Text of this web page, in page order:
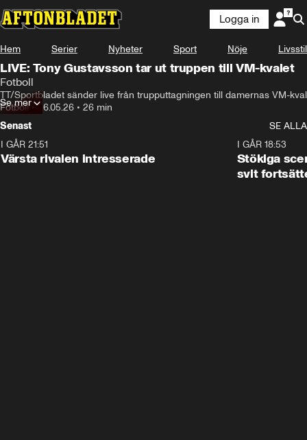
Logga in
Hem Serier Nyheter Sport Nöje Livsstil
LIVE: Tony Gustavsson tar ut truppen till VM-kvalet
Fotboll
TT/Sportbladet sänder live från trupputtagningen till damernas VM-kval
Fotboll•26.05.26 • 26 min
Se mer
Senast
SE ALLA
I GÅR 21:51
Värsta rivalen intresserade
I GÅR 18:53
Stökiga
svit